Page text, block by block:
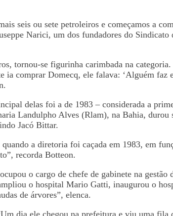
seis ou sete petroleiros e começamos a
Narici, um dos fundadores do
tornou-se figurinha carimbada na
comprar Domecq, ele falava: ‘Alguém faz
delas foi a de 1983 – considerada a
Landulpho Alves (Rlam), na Bahia, durou
Jacó Bittar.
a diretoria foi caçada em 1983, em
recorda Botteon.
o cargo de chefe de gabinete na
o hospital Mario Gatti, inaugurou o
de árvores”, elenca.
dia ele chegou na prefeitura e viu uma fila